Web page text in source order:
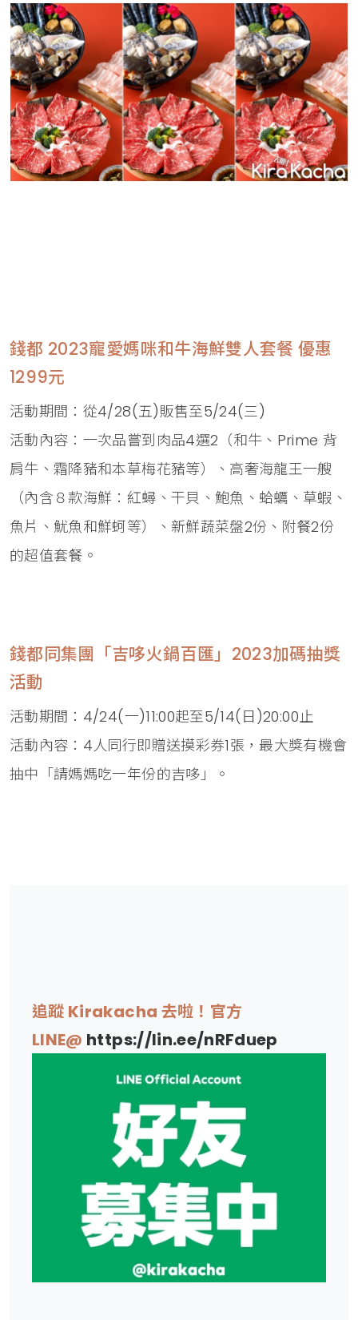
錢都 2023寵愛媽咪和牛海鮮雙人套餐 優惠
1299元
活動期間：從4/28(五)販售至5/24(三)
活動內容：一次品嘗到肉品4選2（和牛、Prime 背
肩牛、霜降豬和本草梅花豬等）、高奢海龍王一艘
（內含８款海鮮：紅蟳、干貝、鮑魚、蛤蠣、草蝦、
魚片、魷魚和鮮蚵等）、新鮮蔬菜盤2份、附餐2份
的超值套餐。
錢都同集團「吉哆火鍋百匯」2023加碼抽獎
活動
活動期間：4/24(一)11:00起至5/14(日)20:00止
活動內容：4人同行即贈送摸彩券1張，最大獎有機會
抽中「請媽媽吃一年份的吉哆」。
追蹤 Kirakacha 去啦！官方
LINE@ https://lin.ee/nRFduep